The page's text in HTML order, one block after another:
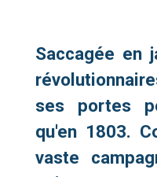
Saccagée en
ses portes
qu'en 1803.
vaste